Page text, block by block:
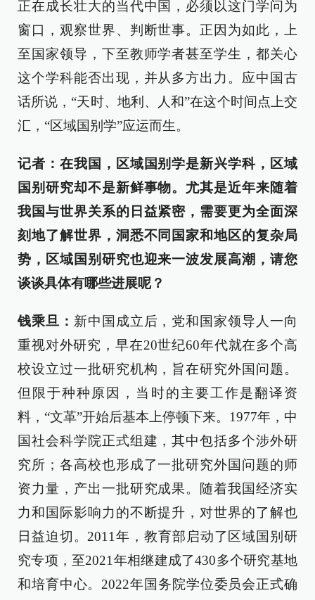
正在成长壮大的当代中国，必须以这门学问为
窗口，观察世界、判断世事。正因为如此，上
至国家领导，下至教师学者甚至学生，都关心
这个学科能否出现，并从多方出力。应中国古
话所说，“天时、地利、人和”在这个时间点上交
汇，“区域国别学”应运而生。
记者：在我国，区域国别学是新兴学科，区域
国别研究却不是新鲜事物。尤其是近年来随着
我国与世界关系的日益紧密，需要更为全面深
刻地了解世界，洞悉不同国家和地区的复杂局
势，区域国别研究也迎来一波发展高潮，请您
谈谈具体有哪些进展呢？
钱乘旦： 新中国成立后，党和国家领导人一向
重视对外研究，早在20世纪60年代就在多个高
校设立过一批研究机构，旨在研究外国问题。
但限于种种原因，当时的主要工作是翻译资
料，“文革”开始后基本上停顿下来。1977年，中
国社会科学院正式组建，其中包括多个涉外研
究所；各高校也形成了一批研究外国问题的师
资力量，产出一批研究成果。随着我国经济实
力和国际影响力的不断提升，对世界的了解也
日益迫切。2011年，教育部启动了区域国别研
究专项，至2021年相继建成了430多个研究基地
和培育中心。2022年国务院学位委员会正式确